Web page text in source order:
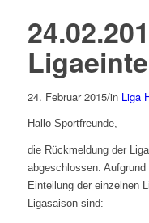
24. Februar 2015/in Liga
Hallo Sportfreunde,
die Rückmeldung der
abgeschlossen.
Einteilung der einzelnen
Ligasaison sind: